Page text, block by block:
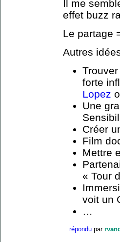
Il me
effet buzz
Le partage
Autres
forte
Lopez
Une
Créer
Film
Mettre
« Tour
voit un
répondu par